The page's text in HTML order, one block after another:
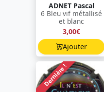
ADNET Pascal
6 Bleu vif métallisé
et blanc
3,00€
Ajouter
Dernière !